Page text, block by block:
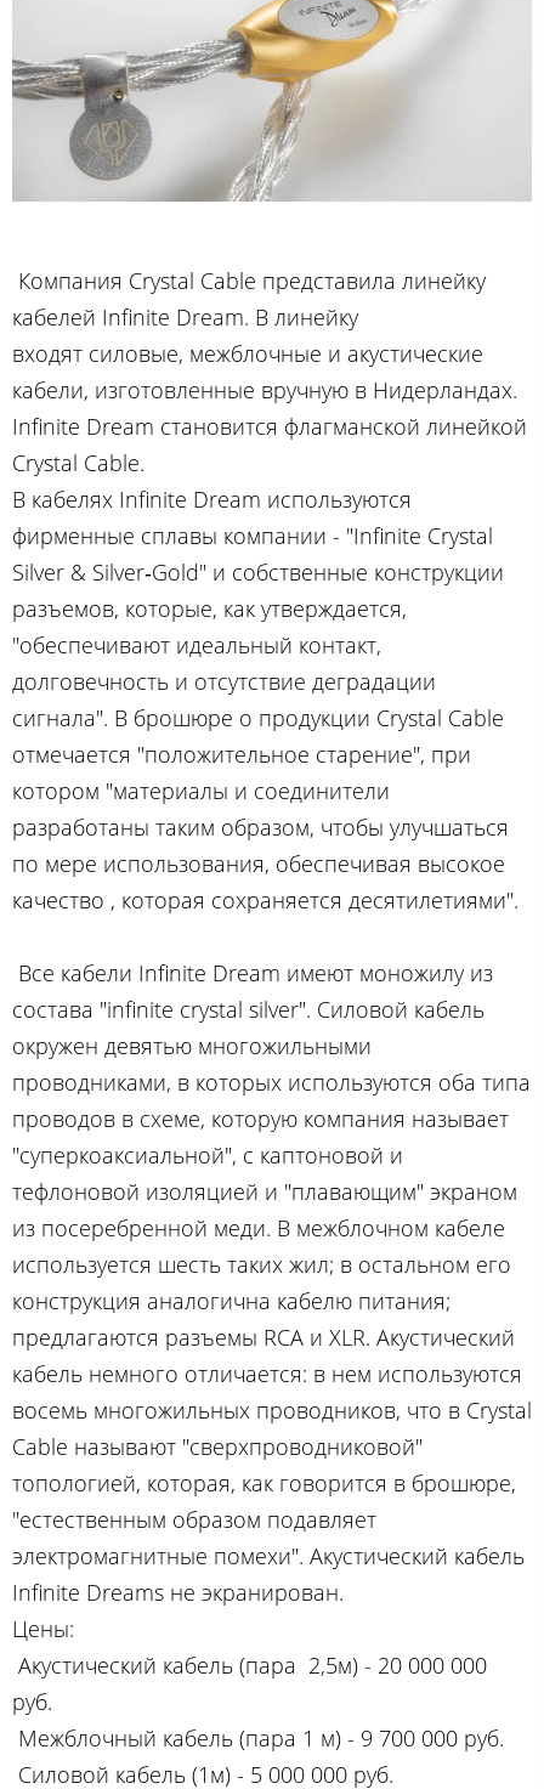
Компания Crystal Cable представила линейку
кабелей Infinite Dream. В линейку
входят силовые, межблочные и акустические
кабели, изготовленные вручную в Нидерландах.
Infinite Dream становится флагманской линейкой
Crystal Cable.
В кабелях Infinite Dream используются
фирменные сплавы компании - "Infinite Crystal
Silver & Silver‑Gold" и собственные конструкции
разъемов, которые, как утверждается,
"обеспечивают идеальный контакт,
долговечность и отсутствие деградации
сигнала". В брошюре о продукции Crystal Cable
отмечается "положительное старение", при
котором "материалы и соединители
разработаны таким образом, чтобы улучшаться
по мере использования, обеспечивая высокое
качество , которая сохраняется десятилетиями".
Все кабели Infinite Dream имеют моножилу из
состава "infinite crystal silver". Силовой кабель
окружен девятью многожильными
проводниками, в которых используются оба типа
проводов в схеме, которую компания называет
"суперкоаксиальной", с каптоновой и
тефлоновой изоляцией и "плавающим" экраном
из посеребренной меди. В межблочном кабеле
используется шесть таких жил; в остальном его
конструкция аналогична кабелю питания;
предлагаются разъемы RCA и XLR. Акустический
кабель немного отличается: в нем используются
восемь многожильных проводников, что в Crystal
Cable называют "сверхпроводниковой"
топологией, которая, как говорится в брошюре,
"естественным образом подавляет
электромагнитные помехи". Акустический кабель
Infinite Dreams не экранирован.
Цены:
Акустический кабель (пара 2,5м) - 20 000 000
руб.
Межблочный кабель (пара 1 м) - 9 700 000 руб.
Силовой кабель (1м) - 5 000 000 руб.